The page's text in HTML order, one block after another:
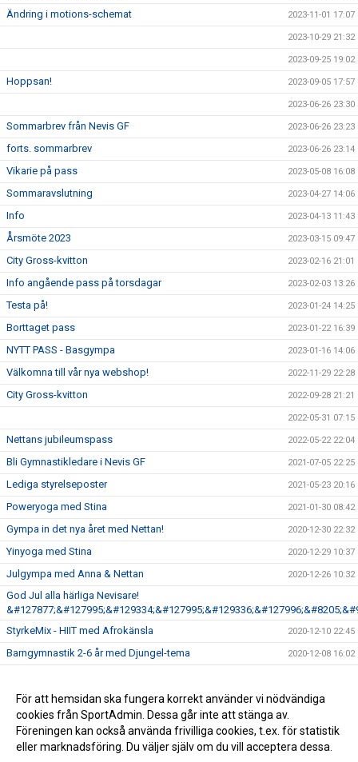
Ändring i motions-schemat 2023-11-01 17:07
2023-10-29 21:32
2023-09-25 19:02
Hoppsan! 2023-09-05 17:57
2023-06-26 23:30
Sommarbrev från Nevis GF 2023-06-26 23:23
forts. sommarbrev 2023-06-26 23:14
Vikarie på pass 2023-05-08 16:08
Sommaravslutning 2023-04-27 14:06
Info 2023-04-13 11:43
Årsmöte 2023 2023-03-15 09:47
City Gross-kvitton 2023-02-16 21:01
Info angående pass på torsdagar 2023-02-03 13:26
Testa på! 2023-01-24 14:25
Borttaget pass 2023-01-22 16:39
NYTT PASS - Basgympa 2023-01-16 14:06
Välkomna till vår nya webshop! 2022-11-29 22:28
City Gross-kvitton 2022-09-28 21:21
2022-05-31 07:15
Nettans jubileumspass 2022-05-22 22:04
Bli Gymnastikledare i Nevis GF 2021-07-05 22:25
Lediga styrelseposter 2021-05-23 20:16
Poweryoga med Stina 2021-01-30 08:42
Gympa in det nya året med Nettan! 2020-12-30 22:32
Yinyoga med Stina 2020-12-29 10:37
Julgympa med Anna & Nettan 2020-12-26 10:32
God Jul alla härliga Nevisare!
StyrkeMix - HIIT med Afrokänsla
2020-12-10 22:45
Barngymnastik 2-6 år med Djungel-tema 2020-12-08 16:02
Anmälan till höstterminen 2020-07-27 21:47
Gymnastikledare till våra barngrupper i Hjärup 2020-04-26 07:16
För att hemsidan ska fungera korrekt använder vi nödvändiga
cookies från SportAdmin. Dessa går inte att stänga av.
Föreningen kan också använda frivilliga cookies, t.ex. för statistik
eller marknadsföring. Du väljer själv om du vill acceptera dessa.